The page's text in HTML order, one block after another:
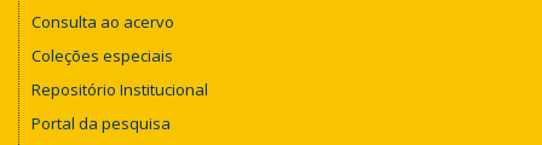
Consulta ao acervo
Coleções especiais
Repositório Institucional
Portal da pesquisa